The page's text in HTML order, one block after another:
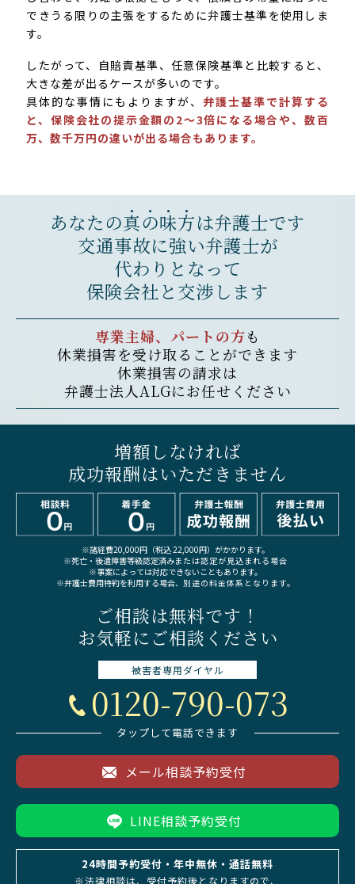
できうる限りの主張をするために弁護士基準を使用しま
す。
したがって、自賠責基準、任意保険基準と比較すると、
大きな差が出るケースが多いのです。
具体的な事情にもよりますが、弁護士基準で計算する
と、保険会社の提示金額の2～3倍になる場合や、数百
万、数千万円の違いが出る場合もあります。
あなたの真の味方は弁護士です
交通事故に強い弁護士が
代わりとなって
保険会社と交渉します
専業主婦、パートの方も
休業損害を受け取ることができます
休業損害の請求は
弁護士法人ALGにお任せください
増額しなければ
成功報酬はいただきません
※諸経費20,000円（税込 22,000円）がかかります。
※死亡・後遺障害等級認定済みまたは認定が見込まれる場合
※事案によっては対応できないこともあります。
※弁護士費用特約を利用する場合、 別途の料金体系となります。
ご相談は無料です！
お気軽にご相談ください
被害者専用ダイヤル
0120-790-073
タップして電話できます
メール相談予約受付
LINE相談予約受付
24時間予約受付・年中無休・通話無料
※法律相談は、受付予約後となりますので、